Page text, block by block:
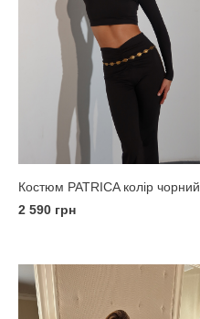
Костюм PATRICA колір чорний
2 590 грн